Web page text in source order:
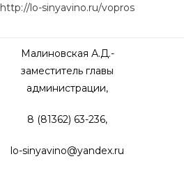
http://lo-sinyavino.ru/vopros
Малиновская А.Д.-
заместитель главы
администрации,
8 (81362) 63-236,
lo-sinyavino@yandex.ru